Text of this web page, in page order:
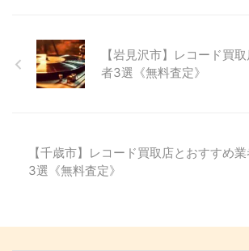
【岩見沢市】レコード買
者3選《無料査定》
【千歳市】レコード買取店とおすすめ
3選《無料査定》